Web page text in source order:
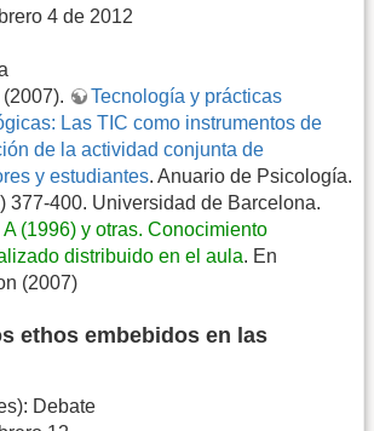
4 de 2012
Tecnología y prácticas
Las TIC como instrumentos de
de la actividad conjunta de
y estudiantes. Anuario de Psicología.
377-400. Universidad de Barcelona.
A (1996) y otras. Conocimiento
distribuido en el aula. En
(2007)
ethos embebidos en las
Debate